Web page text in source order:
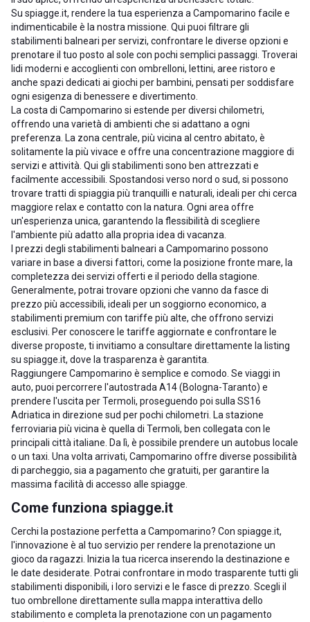
Su spiagge.it, rendere la tua esperienza a Campomarino facile e
indimenticabile è la nostra missione. Qui puoi filtrare gli
stabilimenti balneari per servizi, confrontare le diverse opzioni e
prenotare il tuo posto al sole con pochi semplici passaggi. Troverai
lidi moderni e accoglienti con ombrelloni, lettini, aree ristoro e
anche spazi dedicati ai giochi per bambini, pensati per soddisfare
ogni esigenza di benessere e divertimento.
La costa di Campomarino si estende per diversi chilometri,
offrendo una varietà di ambienti che si adattano a ogni
preferenza. La zona centrale, più vicina al centro abitato, è
solitamente la più vivace e offre una concentrazione maggiore di
servizi e attività. Qui gli stabilimenti sono ben attrezzati e
facilmente accessibili. Spostandosi verso nord o sud, si possono
trovare tratti di spiaggia più tranquilli e naturali, ideali per chi cerca
maggiore relax e contatto con la natura. Ogni area offre
un'esperienza unica, garantendo la flessibilità di scegliere
l'ambiente più adatto alla propria idea di vacanza.
I prezzi degli stabilimenti balneari a Campomarino possono
variare in base a diversi fattori, come la posizione fronte mare, la
completezza dei servizi offerti e il periodo della stagione.
Generalmente, potrai trovare opzioni che vanno da fasce di
prezzo più accessibili, ideali per un soggiorno economico, a
stabilimenti premium con tariffe più alte, che offrono servizi
esclusivi. Per conoscere le tariffe aggiornate e confrontare le
diverse proposte, ti invitiamo a consultare direttamente la listing
su spiagge.it, dove la trasparenza è garantita.
Raggiungere Campomarino è semplice e comodo. Se viaggi in
auto, puoi percorrere l'autostrada A14 (Bologna-Taranto) e
prendere l'uscita per Termoli, proseguendo poi sulla SS16
Adriatica in direzione sud per pochi chilometri. La stazione
ferroviaria più vicina è quella di Termoli, ben collegata con le
principali città italiane. Da lì, è possibile prendere un autobus locale
o un taxi. Una volta arrivati, Campomarino offre diverse possibilità
di parcheggio, sia a pagamento che gratuiti, per garantire la
massima facilità di accesso alle spiagge.
Come funziona spiagge.it
Cerchi la postazione perfetta a Campomarino? Con spiagge.it,
l'innovazione è al tuo servizio per rendere la prenotazione un
gioco da ragazzi. Inizia la tua ricerca inserendo la destinazione e
le date desiderate. Potrai confrontare in modo trasparente tutti gli
stabilimenti disponibili, i loro servizi e le fasce di prezzo. Scegli il
tuo ombrellone direttamente sulla mappa interattiva dello
stabilimento e completa la prenotazione con un pagamento